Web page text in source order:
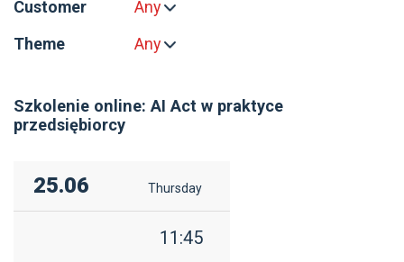
Customer
Any
Theme
Any
Szkolenie online: AI Act w praktyce
przedsiębiorcy
25.06 Thursday
11:45